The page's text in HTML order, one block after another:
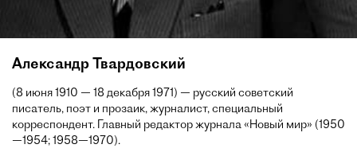
Александр Твардовский
(8 июня 1910 — 18 декабря 1971) — русский советский
писатель, поэт и прозаик, журналист, специальный
корреспондент. Главный редактор журнала «Новый мир» (1950
—1954; 1958—1970).